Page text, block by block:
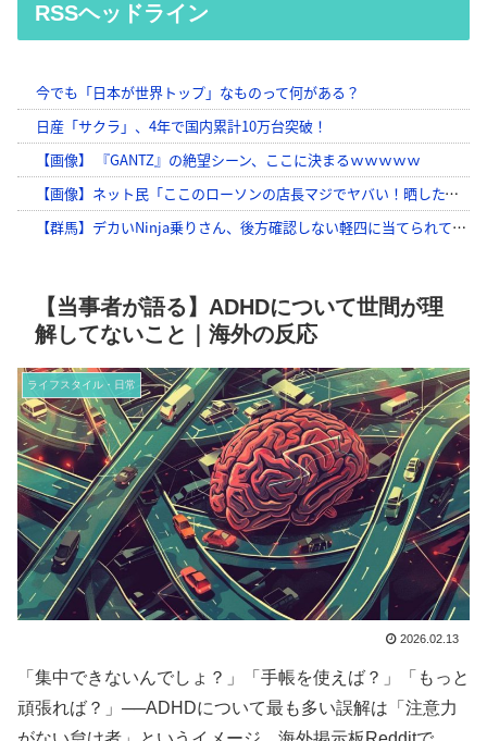
RSSヘッドライン
【当事者が語る】ADHDについて世間が理
解してないこと｜海外の反応
ライフスタイル・日常
2026.02.13
「集中できないんでしょ？」「手帳を使えば？」「もっと
頑張れば？」──ADHDについて最も多い誤解は「注意力